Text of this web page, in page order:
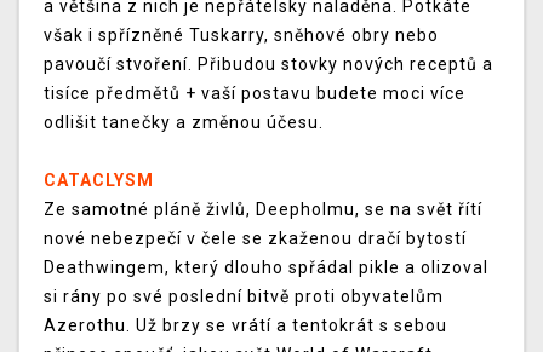
a většina z nich je nepřátelsky naladěna. Potkáte
však i spřízněné Tuskarry, sněhové obry nebo
pavoučí stvoření. Přibudou stovky nových receptů a
tisíce předmětů + vaší postavu budete moci více
odlišit tanečky a změnou účesu.
CATACLYSM
Ze samotné pláně živlů, Deepholmu, se na svět řítí
nové nebezpečí v čele se zkaženou dračí bytostí
Deathwingem, který dlouho spřádal pikle a olizoval
si rány po své poslední bitvě proti obyvatelům
Azerothu. Už brzy se vrátí a tentokrát s sebou